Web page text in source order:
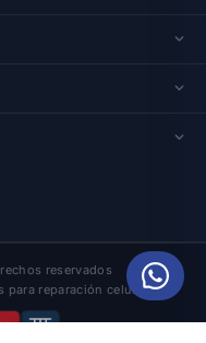
reservados
para reparación celular